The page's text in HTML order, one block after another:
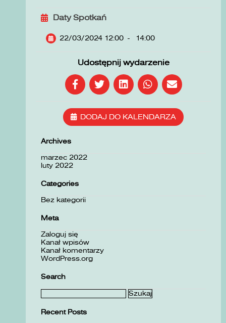
Daty Spotkań
22/03/2024 12:00 - 14:00
Udostępnij wydarzenie
DODAJ DO KALENDARZA
Archives
marzec 2022
luty 2022
Categories
Bez kategorii
Meta
Zaloguj się
Kanał wpisów
Kanał komentarzy
WordPress.org
Search
Szukaj:
Recent Posts